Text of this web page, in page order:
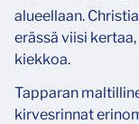
alueellaan.
erässä viisi
kiekkoa.
Tapparan
kirvesrinnat